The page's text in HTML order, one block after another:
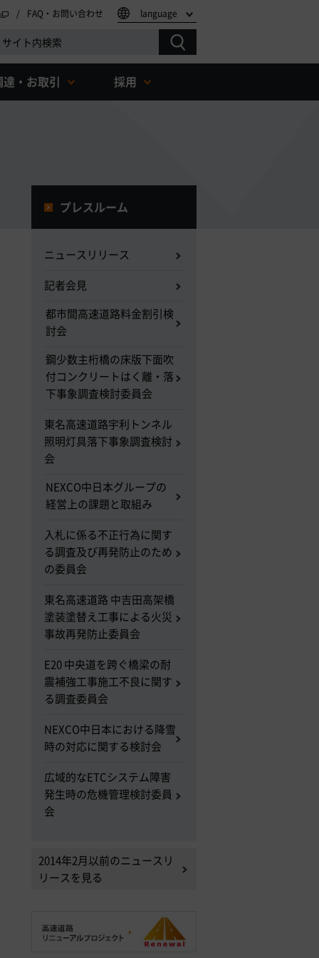
FAQ・お問い合わせ language
達・お取引 採用
プレスルーム
ニュースリリース
記者会見
都市間高速道路料金割引検
討会
鋼少数主桁橋の床版下面吹
付コンクリートはく離・落
下事象調査検討委員会
東名高速道路宇利トンネル
照明灯具落下事象調査検討
会
NEXCO中日本グループの
経営上の課題と取組み
入札に係る不正行為に関す
る調査及び再発防止のため
の委員会
東名高速道路 中吉田高架橋
塗装塗替え工事による火災
事故再発防止委員会
E20 中央道を跨ぐ橋梁の耐
震補強工事施工不良に関す
る調査委員会
NEXCO中日本における降雪
時の対応に関する検討会
広域的なETCシステム障害
発生時の危機管理検討委員
会
2014年2月以前のニュースリ
リースを見る